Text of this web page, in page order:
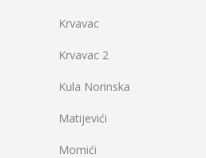
Krvavac
Krvavac 2
Kula Norinska
Matijevići
Momići